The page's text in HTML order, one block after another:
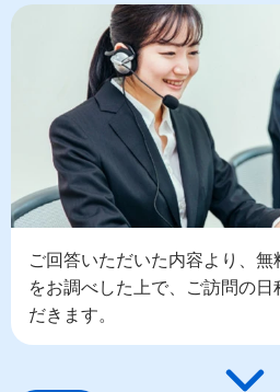
ご回答いただいた内容より、
をお調べした上で、ご訪問の
だきます。